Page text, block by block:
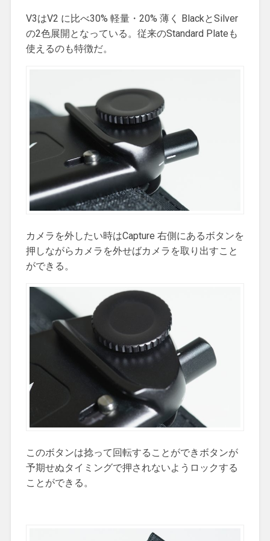
V3はV2 に比べ30% 軽量・20% 薄く BlackとSilver
の2色展開となっている。従来のStandard Plateも
使えるのも特徴だ。
カメラを外したい時はCapture 右側にあるボタンを
押しながらカメラを外せばカメラを取り出すこと
ができる。
このボタンは捻って回転することができボタンが
予期せぬタイミングで押されないようロックする
ことができる。